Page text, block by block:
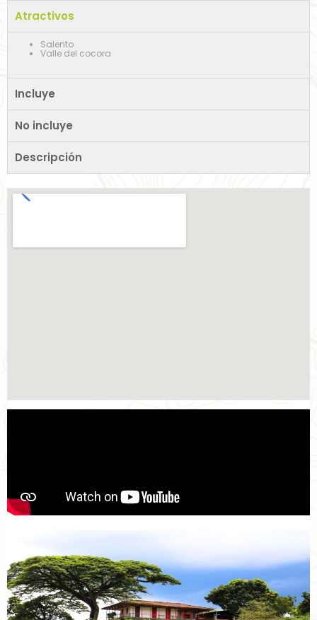
Atractivos
Salento
Valle del cocora
Incluye
No incluye
Descripción